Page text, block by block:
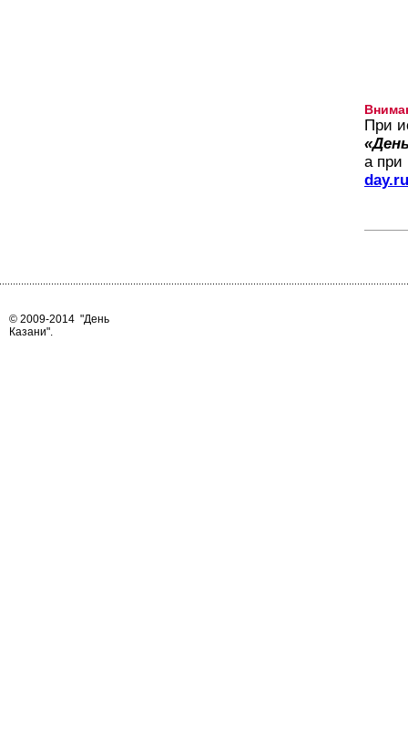
При
а при
day.ru
© 2009-2014 "День
Казани".